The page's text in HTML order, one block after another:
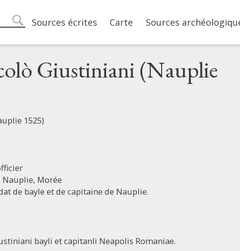
search
Main navigation
Sources écrites Carte Sources
Giustiniani (Nauplie
1525)
Nauplie, Morée
de bayle et de capitaine de Nauplie.
bayli et capitanli Neapolis Romaniae.